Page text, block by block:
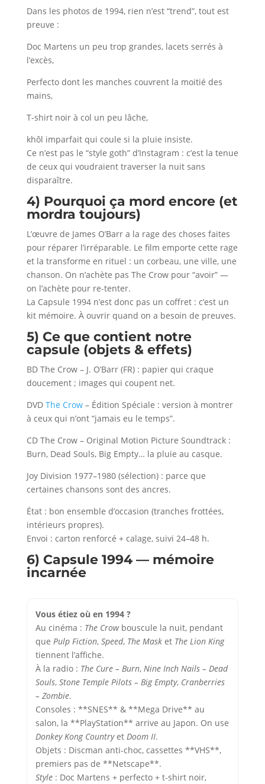
Dans les photos de 1994, rien n’est “trend”, tout est
preuve :
Doc Martens un peu trop grandes, lacets serrés à
l’excès,
Perfecto dont les manches couvrent la moitié des
mains,
T-shirt noir à col un peu lâche,
khôl imparfait qui coule si la pluie insiste.
Ce n’est pas le “style goth” d’Instagram : c’est la tenue
de ceux qui voudraient traverser la nuit sans
disparaître.
4) Pourquoi ça mord encore (et
mordra toujours)
L’œuvre de James O’Barr a la rage des choses faites
pour réparer l’irréparable. Le film emporte cette rage
et la transforme en rituel : un corbeau, une ville, une
chanson. On n’achète pas The Crow pour “avoir” —
on l’achète pour re-tenter.
La Capsule 1994 n’est donc pas un coffret : c’est un
kit mémoire. À ouvrir quand on a besoin de preuves.
5) Ce que contient notre
capsule (objets & effets)
BD The Crow – J. O’Barr (FR) : papier qui craque
doucement ; images qui coupent net.
DVD The Crow– Édition Spéciale : version à montrer
à ceux qui n’ont “jamais eu le temps”.
CD The Crow – Original Motion Picture Soundtrack :
Burn, Dead Souls, Big Empty… la pluie au casque.
Joy Division 1977–1980 (sélection) : parce que
certaines chansons sont des ancres.
État : bon ensemble d’occasion (tranches frottées,
intérieurs propres).
Envoi : carton renforcé + calage, suivi 24–48 h.
6) Capsule 1994 — mémoire
incarnée
Vous étiez où en 1994 ?
Au cinéma : The Crowbouscule la nuit, pendant
que Pulp Fiction, Speed, The Masket The Lion King
tiennent l’affiche.
À la radio : The Cure – Burn, Nine Inch Nails – Dead
Souls, Stone Temple Pilots – Big Empty, Cranberries
– Zombie.
Consoles : **SNES** & **Mega Drive** au
salon, la **PlayStation** arrive au Japon. On use
Donkey Kong Countryet Doom II.
Objets : Discman anti-choc, cassettes **VHS**,
premiers pas de **Netscape**.
Style: Doc Martens + perfecto + t-shirt noir,